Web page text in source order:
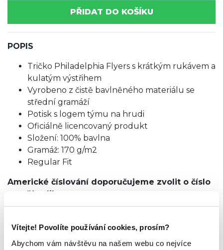
Vítejte! Povolíte používání cookies, prosím?
Abychom vám návštěvu na našem webu co nejvíce
PŘIDAT DO KOŠÍKU
POPIS
Tričko Philadelphia Flyers s krátkým rukávem a
kulatým výstřihem
Vyrobeno z čistě bavlněného materiálu se
střední gramáží
Potisk s logem týmu na hrudi
Oficiálně licencovaný produkt
Složení: 100% bavlna
Gramáž: 170 g/m2
Regular Fit
Americké číslování doporučujeme zvolit o číslo
menší velikost.